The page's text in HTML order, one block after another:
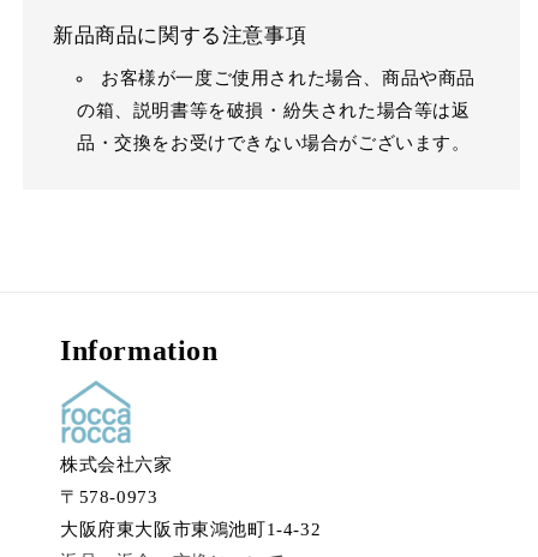
新品商品に関する注意事項
お客様が一度ご使用された場合、商品や商品
の箱、説明書等を破損・紛失された場合等は返
品・交換をお受けできない場合がございます。
Information
株式会社六家
〒578-0973
大阪府東大阪市東鴻池町1-4-32